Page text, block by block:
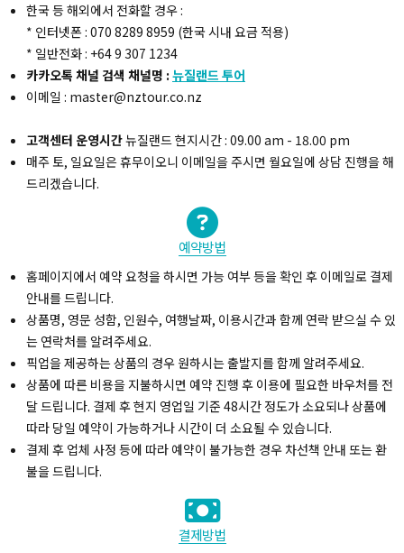
한국 등 해외에서 전화할 경우 :
* 인터넷폰 : 070 8289 8959 (한국 시내 요금 적용)
* 일반전화 : +64 9 307 1234
카카오톡 채널 검색 채널명 : 뉴질랜드 투어
이메일 : master@nztour.co.nz
고객센터 운영시간뉴질랜드 현지시간 : 09.00 am - 18.00 pm
매주 토, 일요일은 휴무이오니 이메일을 주시면 월요일에 상담 진행을 해
드리겠습니다.
예약방법
홈페이지에서 예약 요청을 하시면 가능 여부 등을 확인 후 이메일로 결제
안내를 드립니다.
상품명, 영문 성함, 인원수, 여행날짜, 이용시간과 함께 연락 받으실 수 있
는 연락처를 알려주세요.
픽업을 제공하는 상품의 경우 원하시는 출발지를 함께 알려주세요.
상품에 따른 비용을 지불하시면 예약 진행 후 이용에 필요한 바우처를 전
달 드립니다. 결제 후 현지 영업일 기준 48시간 정도가 소요되나 상품에
따라 당일 예약이 가능하거나 시간이 더 소요될 수 있습니다.
결제 후 업체 사정 등에 따라 예약이 불가능한 경우 차선책 안내 또는 환
불을 드립니다.
결제방법